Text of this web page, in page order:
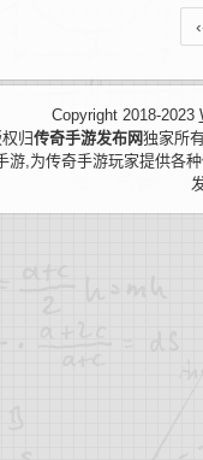
Copyright 2018-2023
归传奇手游发布网独家所
游,为传奇手游玩家提供各